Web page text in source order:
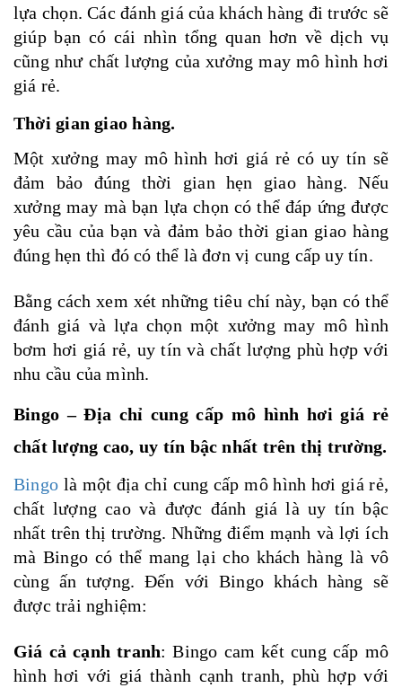
lựa chọn. Các đánh giá của khách hàng đi trước sẽ
giúp bạn có cái nhìn tổng quan hơn về dịch vụ
cũng như chất lượng của xưởng may mô hình hơi
giá rẻ.
Thời gian giao hàng.
Một xưởng may mô hình hơi giá rẻ có uy tín sẽ
đảm bảo đúng thời gian hẹn giao hàng. Nếu
xưởng may mà bạn lựa chọn có thể đáp ứng được
yêu cầu của bạn và đảm bảo thời gian giao hàng
đúng hẹn thì đó có thể là đơn vị cung cấp uy tín.
Bằng cách xem xét những tiêu chí này, bạn có thể
đánh giá và lựa chọn một xưởng may mô hình
bơm hơi giá rẻ, uy tín và chất lượng phù hợp với
nhu cầu của mình.
Bingo – Địa chỉ cung cấp mô hình hơi giá rẻ
chất lượng cao, uy tín bậc nhất trên thị trường.
Bingo là một địa chỉ cung cấp mô hình hơi giá rẻ,
chất lượng cao và được đánh giá là uy tín bậc
nhất trên thị trường. Những điểm mạnh và lợi ích
mà Bingo có thể mang lại cho khách hàng là vô
cùng ấn tượng. Đến với Bingo khách hàng sẽ
được trải nghiệm:
Giá cả cạnh tranh: Bingo cam kết cung cấp mô
hình hơi với giá thành cạnh tranh, phù hợp với